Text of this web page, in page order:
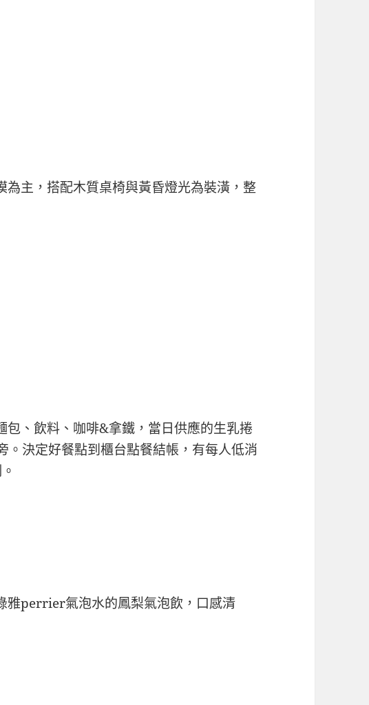
為主，搭配木質桌椅與黃昏燈光為裝潢，整
包、飲料、咖啡&拿鐵，當日供應的生乳捲
。決定好餐點到櫃台點餐結帳，有每人低消
雅perrier氣泡水的鳳梨氣泡飲，口感清